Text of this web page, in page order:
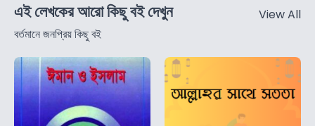
এই লেখকের আরো কিছু বই দেখুন
বর্তমানে জনপ্রিয় কিছু বই
View All